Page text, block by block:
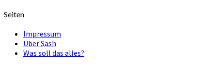
Seiten
Impressum
Über Sash
Was soll das alles?